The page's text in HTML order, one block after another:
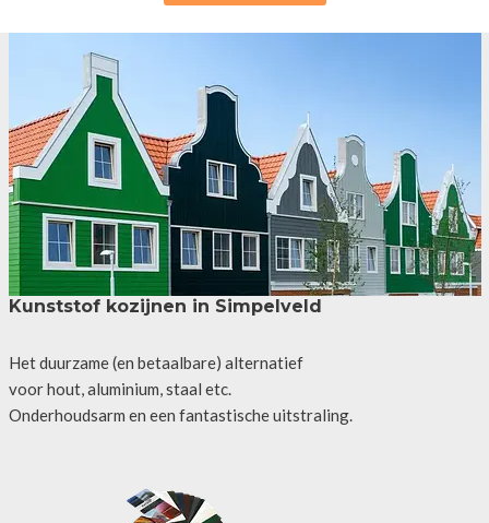
Kunststof kozijnen in Simpelveld
Het duurzame (en betaalbare) alternatief
voor hout, aluminium, staal etc.
Onderhoudsarm en een fantastische uitstraling.